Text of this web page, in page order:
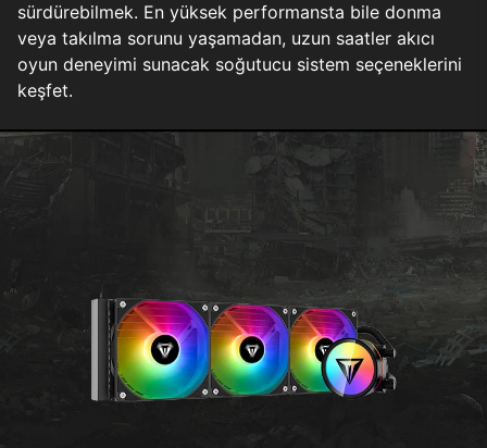
sürdürebilmek. En yüksek performansta bile donma
veya takılma sorunu yaşamadan, uzun saatler akıcı
oyun deneyimi sunacak soğutucu sistem seçeneklerini
keşfet.